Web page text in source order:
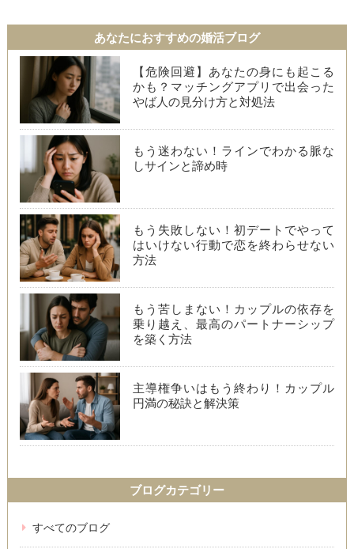
あなたにおすすめの婚活ブログ
【危険回避】あなたの身にも起こる
かも？マッチングアプリで出会った
やば人の見分け方と対処法
もう迷わない！ラインでわかる脈な
しサインと諦め時
もう失敗しない！初デートでやって
はいけない行動で恋を終わらせない
方法
もう苦しまない！カップルの依存を
乗り越え、最高のパートナーシップ
を築く方法
主導権争いはもう終わり！カップル
円満の秘訣と解決策
ブログカテゴリー
すべてのブログ